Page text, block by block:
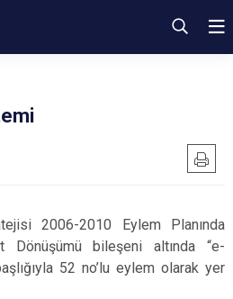
2006-2010 Eylem Planında
Dönüşümü bileşeni altında “e-
52 no’lu eylem olarak yer